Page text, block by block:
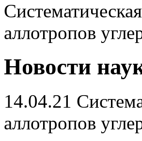
аллотропов
Новости
14.04.21
аллотропов